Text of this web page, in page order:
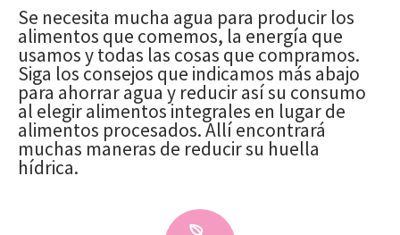
Comidas
procesadas
Se necesita mucha agua para producir los
alimentos que comemos, la energía que
usamos y todas las cosas que compramos.
Siga los consejos que indicamos más abajo
para ahorrar agua y reducir así su consumo
al elegir alimentos integrales en lugar de
alimentos procesados. Allí encontrará
muchas maneras de reducir su huella
hídrica.